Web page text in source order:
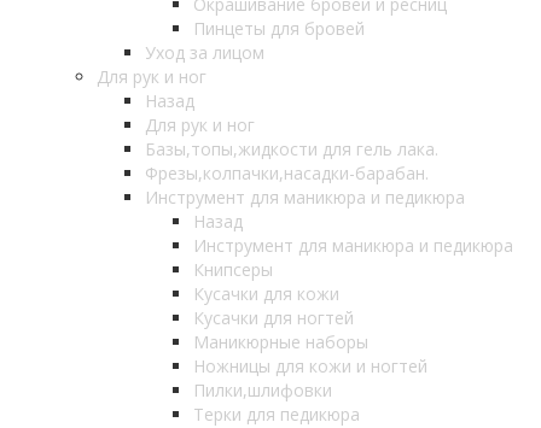
Пинцеты для бровей
Уход за лицом
Для рук и ног
Назад
Для рук и ног
Базы,топы,жидкости для гель лака.
Фрезы,колпачки,насадки-барабан.
Инструмент для маникюра и педикюра
Назад
Инструмент для маникюра и педикюра
Книпсеры
Кусачки для кожи
Кусачки для ногтей
Маникюрные наборы
Ножницы для кожи и ногтей
Пилки,шлифовки
Терки для педикюра